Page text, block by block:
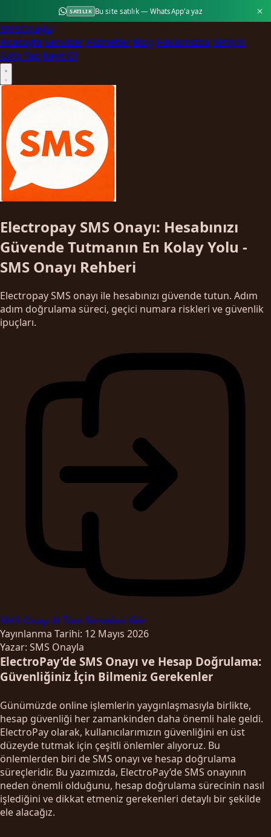
SATILIK Bu site satılık — WhatsApp'a yaz
SMSOnayla
Anasayfa Servisler Hizmetler Blog Hakkımızda İletişim
Giriş Yap Kayıt Ol
Electropay SMS Onayı: Hesabınızı
Güvende Tutmanın En Kolay Yolu -
SMS Onayı Rehberi
Electropay SMS onayı ile hesabınızı güvende tutun. Adım
adım doğrulama süreci, geçici numara riskleri ve güvenlik
ipuçları.
SMS Onayı Al Tüm Servisleri Gör
Yayınlanma Tarihi: 12 Mayıs 2026
Yazar: SMS Onayla
ElectroPay’de SMS Onayı ve Hesap Doğrulama:
Güvenliğiniz İçin Bilmeniz Gerekenler
Günümüzde online işlemlerin yaygınlaşmasıyla birlikte,
hesap güvenliği her zamankinden daha önemli hale geldi.
ElectroPay olarak, kullanıcılarımızın güvenliğini en üst
düzeyde tutmak için çeşitli önlemler alıyoruz. Bu
önlemlerden biri de SMS onayı ve hesap doğrulama
süreçleridir. Bu yazımızda, ElectroPay’de SMS onayının
neden önemli olduğunu, hesap doğrulama sürecinin nasıl
işlediğini ve dikkat etmeniz gerekenleri detaylı bir şekilde
ele alacağız.